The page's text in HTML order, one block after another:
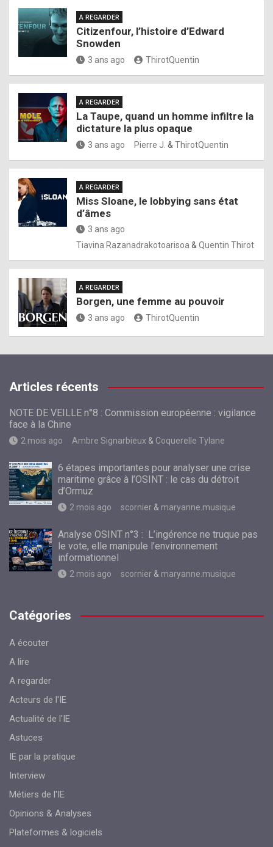
A REGARDER
Citizenfour, l’histoire d’Edward
Snowden
3 ans ago ThirotQuentin
A REGARDER
La Taupe, quand un homme infiltre la
dictature la plus opaque
3 ans ago Pierre J. & ThirotQuentin
A REGARDER
Miss Sloane, le lobbying sans état
d’âmes
3 ans ago
Tiavina Razanadrakotoarisoa & Quentin Thirot
A REGARDER
Borgen, une femme au pouvoir
3 ans ago ThirotQuentin
Articles récents
NOTE DE VEILLE n°8 : Commission européenne : vigilance
face à la Chine
2 mois ago Ambre Signarbieux & Coquerelle Tylane
6 étapes importantes pour analyser une crise
maritime grâce à l’OSINT : le cas du détroit
d’Ormuz
2 mois ago scornier & maryanne.musique
Analyse OSINT n°3 : L’ingérence ne truque pas
le vote, elle manipule l’environnement
informationnel
2 mois ago scornier & maryanne.musique
Catégories
A écouter
A lire
A regarder
Acteurs de l'IE
Actualité de l'IE
Astuces
IE par la pratique
Interview
Métiers de l'IE
Opinions & Analyses
Plateformes & logiciels